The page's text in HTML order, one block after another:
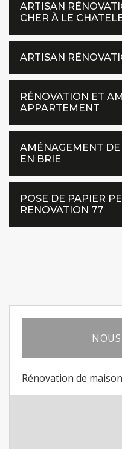
ARTISAN
CHER À LE
ARTISAN
RÉNOVATION ET
APPARTEMENT
AMÉNAGEMENT
EN BRIE
POSE DE PAPIER
RENOVATION 77
Rénovation de